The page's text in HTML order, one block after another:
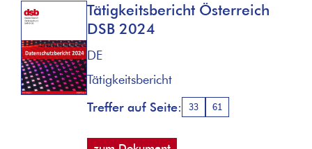
Tätigkeitsbericht Österreich
DSB 2024
DE
Tätigkeitsbericht
Treffer auf Seite:
33 61